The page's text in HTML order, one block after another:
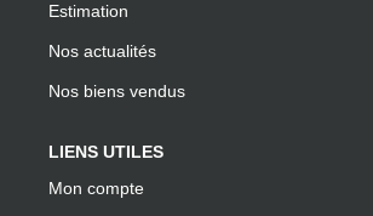
Estimation
Nos actualités
Nos biens vendus
LIENS UTILES
Mon compte